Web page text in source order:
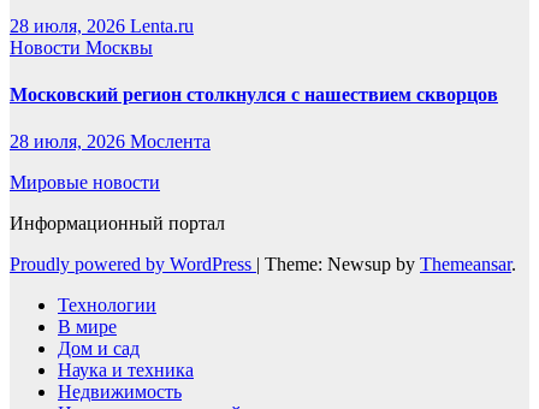
28 июля, 2026 Lenta.ru
Новости Москвы
Московский регион столкнулся с нашествием скворцов
28 июля, 2026 Мослента
Мировые новости
Информационный портал
Proudly powered by WordPress | Theme: Newsup by Themeansar.
Технологии
В мире
Дом и сад
Наука и техника
Недвижимость